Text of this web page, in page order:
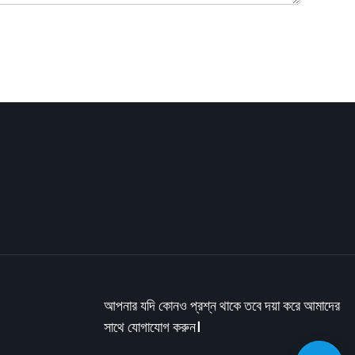
আপনার যদি কোনও প্রশ্ন থাকে তবে দয়া করে আমাদের
সাথে যোগাযোগ করুন।